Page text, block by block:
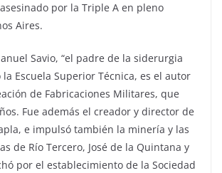
por la Triple A en pleno
Aires.
Savio, “el padre de la siderurgia
la Escuela Superior Técnica, es el autor
de Fabricaciones Militares, que
Fue además el creador y director de
e impulsó también la minería y las
de Río Tercero, José de la Quintana y
por el establecimiento de la Sociedad